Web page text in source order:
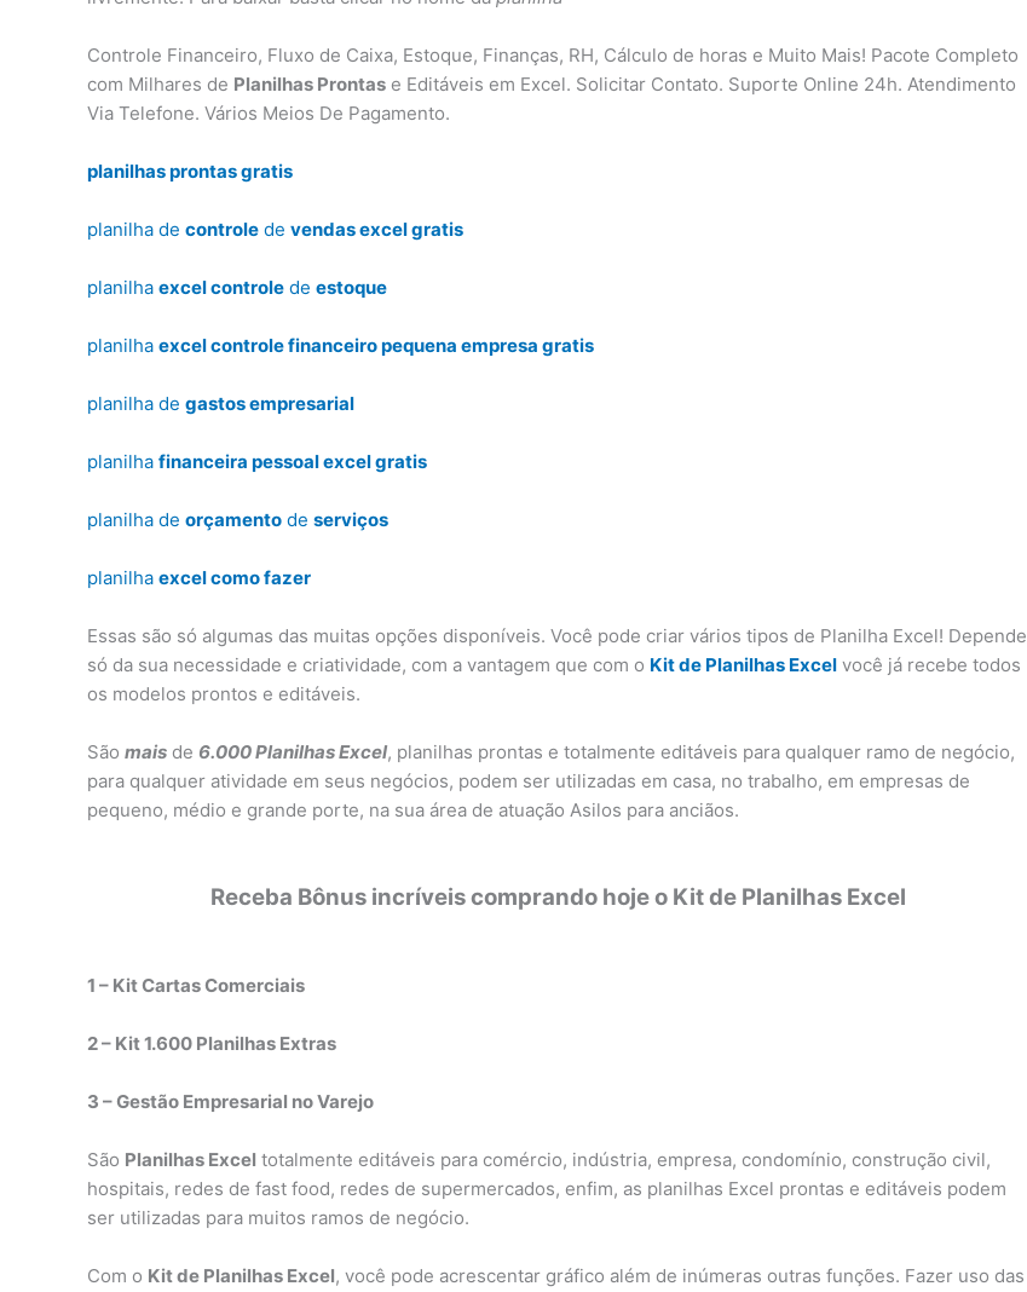
Controle Financeiro, Fluxo de Caixa, Estoque, Finanças, RH, Cálculo de horas e Muito Mais! Pacote Completo
com Milhares de Planilhas Prontas e Editáveis em Excel. Solicitar Contato. Suporte Online 24h. Atendimento
Via Telefone. Vários Meios De Pagamento.
planilhas prontas gratis
planilha de controle de vendas excel gratis
planilha excel controle de estoque
planilha excel controle financeiro pequena empresa gratis
planilha de gastos empresarial
planilha financeira pessoal excel gratis
planilha de orçamento de serviços
planilha excel como fazer
Essas são só algumas das muitas opções disponíveis. Você pode criar vários tipos de Planilha Excel! Depende
só da sua necessidade e criatividade, com a vantagem que com o Kit de Planilhas Excel você já recebe todos
os modelos prontos e editáveis.
São mais de 6.000 Planilhas Excel, planilhas prontas e totalmente editáveis para qualquer ramo de negócio,
para qualquer atividade em seus negócios, podem ser utilizadas em casa, no trabalho, em empresas de
pequeno, médio e grande porte, na sua área de atuação Asilos para anciãos.
Receba Bônus incríveis comprando hoje o Kit de Planilhas Excel
1 – Kit Cartas Comerciais
2 – Kit 1.600 Planilhas Extras
3 – Gestão Empresarial no Varejo
São Planilhas Excel totalmente editáveis para comércio, indústria, empresa, condomínio, construção civil,
hospitais, redes de fast food, redes de supermercados, enfim, as planilhas Excel prontas e editáveis podem
ser utilizadas para muitos ramos de negócio.
Com o Kit de Planilhas Excel, você pode acrescentar gráfico além de inúmeras outras funções. Fazer uso das